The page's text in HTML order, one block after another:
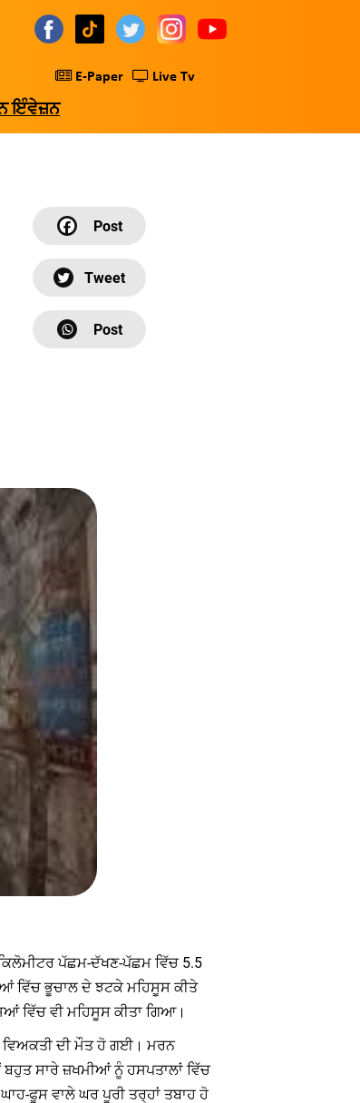
E-Paper Live Tv
ਇੰਵੇਜ਼ਨ
ਪੱਛਮ-ਦੱਖਣ-ਪੱਛਮ ਵਿੱਚ 5.5
ਵਿੱਚ ਭੂਚਾਲ ਦੇ ਝਟਕੇ ਮਹਿਸੂਸ ਕੀਤੇ
ਵਿੱਚ ਵੀ ਮਹਿਸੂਸ ਕੀਤਾ ਗਿਆ।
ਵਿਅਕਤੀ ਦੀ ਮੌਤ ਹੋ ਗਈ। ਮਰਨ
ਸਾਰੇ ਜ਼ਖਮੀਆਂ ਨੂੰ ਹਸਪਤਾਲਾਂ ਵਿੱਚ
ਫੂਸ ਵਾਲੇ ਘਰ ਪੂਰੀ ਤਰ੍ਹਾਂ ਤਬਾਹ ਹੋ